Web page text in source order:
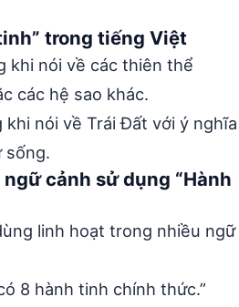
trong tiếng Việt
khi nói về các thiên thể
các hệ sao khác.
khi nói về Trái Đất với ý nghĩa
sống.
cảnh sử dụng “Hành
linh hoạt trong nhiều ngữ
8 hành tinh chính thức.”